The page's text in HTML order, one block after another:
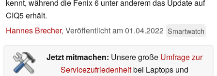
kennt, während die Fenix 6 unter anderem das Update auf
CIQ5 erhält.
Hannes Brecher, Veröffentlicht am01.04.2022 Smartwatch
Jetzt mitmachen: Unsere große Umfrage zur
Servicezufriedenheitbei Laptops und